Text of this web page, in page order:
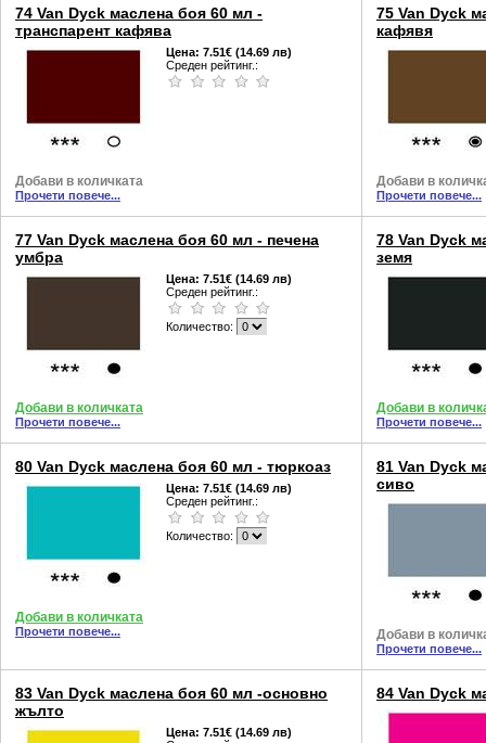
74 Van Dyck маслена боя 60 мл -
транспарент кафява
Цена: 7.51€ (14.69 лв)
Среден рейтинг.:
Добави в количката
Прочети повече...
75 Van Dyck
кафявя
Добави в
Прочети повече...
77 Van Dyck маслена боя 60 мл - печена
умбра
Цена: 7.51€ (14.69 лв)
Среден рейтинг.:
Количество:
Добави в количката
Прочети повече...
78 Van Dyck
земя
Добави в
Прочети повече...
80 Van Dyck маслена боя 60 мл - тюркоаз
Цена: 7.51€ (14.69 лв)
Среден рейтинг.:
Количество:
Добави в количката
Прочети повече...
81 Van Dyck
сиво
Добави в
Прочети повече...
83 Van Dyck маслена боя 60 мл -основно
жълто
Цена: 7.51€ (14.69 лв)
84 Van Dyck